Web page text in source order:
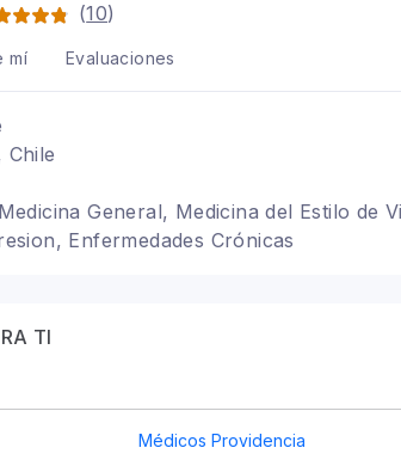
(10)
mí Evaluaciones
Chile
General, Medicina del Estilo de
Enfermedades Crónicas
TI
Médicos Providencia